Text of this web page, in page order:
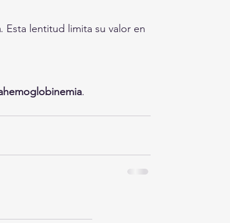
. Esta lentitud limita su valor en
.